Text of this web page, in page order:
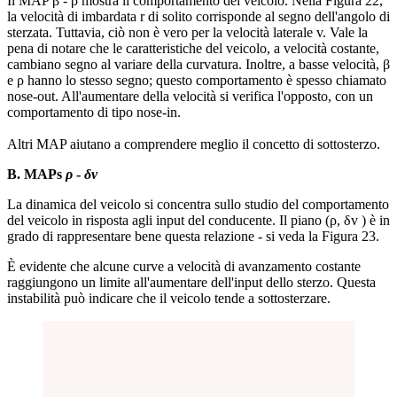
la velocità di imbardata r di solito corrisponde al segno dell'angolo di
sterzata. Tuttavia, ciò non è vero per la velocità laterale v. Vale la
pena di notare che le caratteristiche del veicolo, a velocità costante,
cambiano segno al variare della curvatura. Inoltre, a basse velocità, β
e ρ hanno lo stesso segno; questo comportamento è spesso chiamato
nose-out. All'aumentare della velocità si verifica l'opposto, con un
comportamento di tipo nose-in.
Altri MAP aiutano a comprendere meglio il concetto di sottosterzo.
B. MAPs ρ - δv
La dinamica del veicolo si concentra sullo studio del comportamento
del veicolo in risposta agli input del conducente. Il piano (ρ, δv ) è in
grado di rappresentare bene questa relazione - si veda la Figura 23.
È evidente che alcune curve a velocità di avanzamento costante
raggiungono un limite all'aumentare dell'input dello sterzo. Questa
instabilità può indicare che il veicolo tende a sottosterzare.